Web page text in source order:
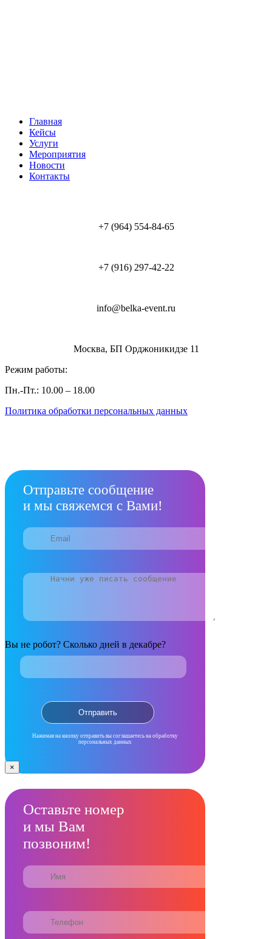
Главная
Кейсы
Услуги
Мероприятия
Новости
Контакты
+7 (964) 554-84-65
+7 (916) 297-42-22
info@belka-event.ru
Москва, БП Орджоникидзе 11
Режим работы:
Пн.-Пт.: 10.00 – 18.00
Политика обработки персональных данных
Отправьте сообщение
и мы свяжемся с Вами!
Вы не робот? Сколько дней в декабре?
Нажимая на кнопку отправить вы соглашаетесь на обработку
персональных данных
×
Оставьте номер
и мы Вам
позвоним!